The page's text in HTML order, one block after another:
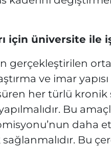
için üniversite ile
gerçekleştirilen
ve imar
her türlü
Bu
daha
Bu